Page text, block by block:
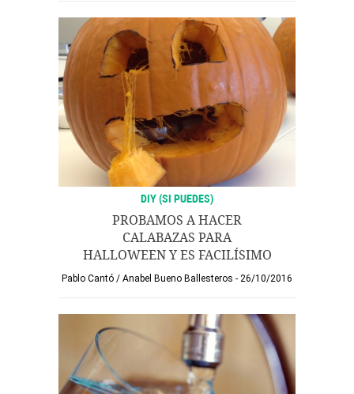
DIY (SI PUEDES)
PROBAMOS A HACER
CALABAZAS PARA
HALLOWEEN Y ES FACILÍSIMO
Pablo Cantó / Anabel Bueno Ballesteros 26/10/2016